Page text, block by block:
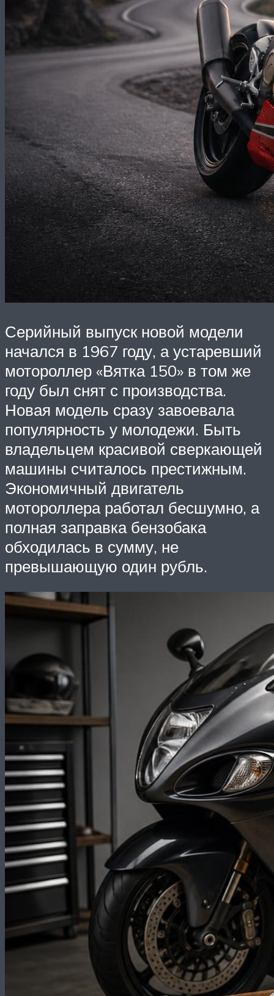
Серийный выпуск новой модели
начался в 1967 году, а устаревший
мотороллер «Вятка 150» в том же
году был снят с производства.
Новая модель сразу завоевала
популярность у молодежи. Быть
владельцем красивой сверкающей
машины считалось престижным.
Экономичный двигатель
мотороллера работал бесшумно, а
полная заправка бензобака
обходилась в сумму, не
превышающую один рубль.